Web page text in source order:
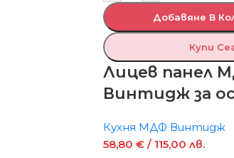
Добавяне В
Купи
Лицев панел
Винтидж за
Кухня МДФ Винтидж
58,80 € / 115,00 лв.